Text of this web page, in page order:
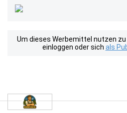
Um dieses Werbemittel nutzen
einloggen oder sich als